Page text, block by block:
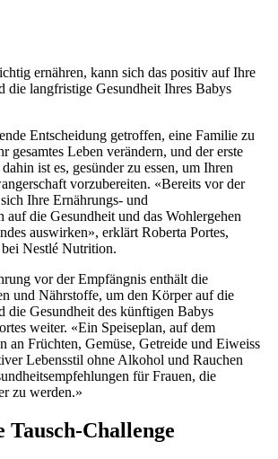
ernähren, kann sich das positiv auf Ihre
die langfristige Gesundheit Ihres Babys
Entscheidung getroffen, eine Familie zu
gesamtes Leben verändern, und der erste
ist es, gesünder zu essen, um Ihren
vorzubereiten. «Bereits vor der
Ihre Ernährungs- und
auf die Gesundheit und das Wohlergehen
auswirken», erklärt Roberta Portes,
Nestlé Nutrition.
vor der Empfängnis enthält die
und Nährstoffe, um den Körper auf die
die Gesundheit des künftigen Babys
weiter. «Ein Speiseplan, auf dem
an Früchten, Gemüse, Getreide und Eiweiss
Lebensstil ohne Alkohol und Rauchen
für Frauen, die
zu werden.»
Tausch-Challenge